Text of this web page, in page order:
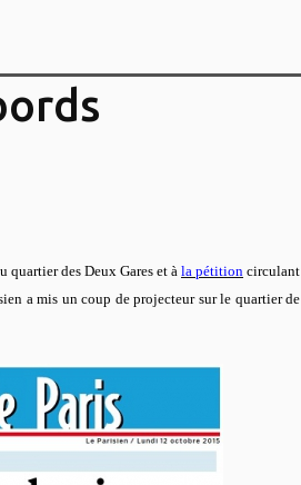
des Deux Gares et à la pétition circulant
a mis un coup de projecteur sur le quartier de